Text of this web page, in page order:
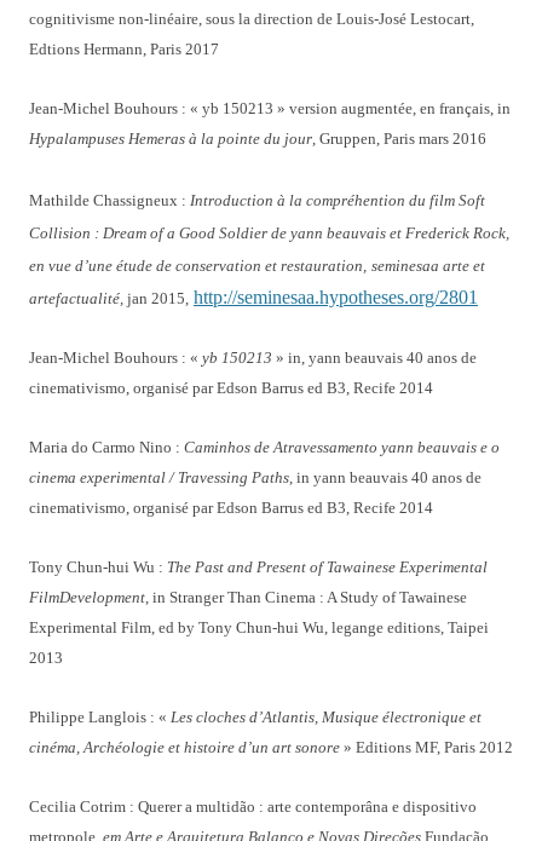
cognitivisme non-linéaire, sous la direction de Louis-José Lestocart,
Edtions Hermann, Paris 2017
Jean-Michel Bouhours : « yb 150213 » version augmentée, en français, in
Hypalampuses Hemeras à la pointe du jour, Gruppen, Paris mars 2016
Mathilde Chassigneux : Introduction à la compréhention du film Soft
Collision : Dream of a Good Soldier de yann beauvais et Frederick Rock,
en vue d’une étude de conservation et restauration, seminesaa arte et
artefactualité, jan 2015, http://seminesaa.hypotheses.org/2801
Jean-Michel Bouhours : « yb 150213 » in, yann beauvais 40 anos de
cinemativismo, organisé par Edson Barrus ed B3, Recife 2014
Maria do Carmo Nino : Caminhos de Atravessamento yann beauvais e o
cinema experimental / Travessing Paths, in yann beauvais 40 anos de
cinemativismo, organisé par Edson Barrus ed B3, Recife 2014
Tony Chun-hui Wu : The Past and Present of Tawainese Experimental
FilmDevelopment, in Stranger Than Cinema : A Study of Tawainese
Experimental Film, ed by Tony Chun-hui Wu, legange editions, Taipei
2013
Philippe Langlois : « Les cloches d’Atlantis, Musique électronique et
cinéma, Archéologie et histoire d’un art sonore » Editions MF, Paris 2012
Cecilia Cotrim : Querer a multidão : arte contemporâna e dispositivo
metropole, em Arte e Arquitetura Balanço e Novas Direcões Fundação